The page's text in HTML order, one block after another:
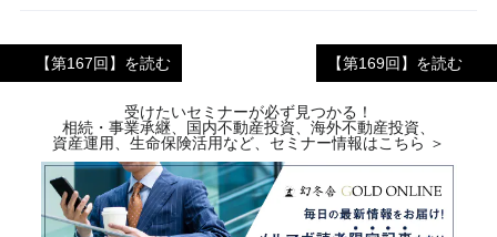
【第167回】を読む 【第169回】を読む
受けたいセミナーが必ず見つかる！
相続・事業承継、国内不動産投資、海外不動産投資、
資産運用、生命保険活用など、セミナー情報はこちら ＞